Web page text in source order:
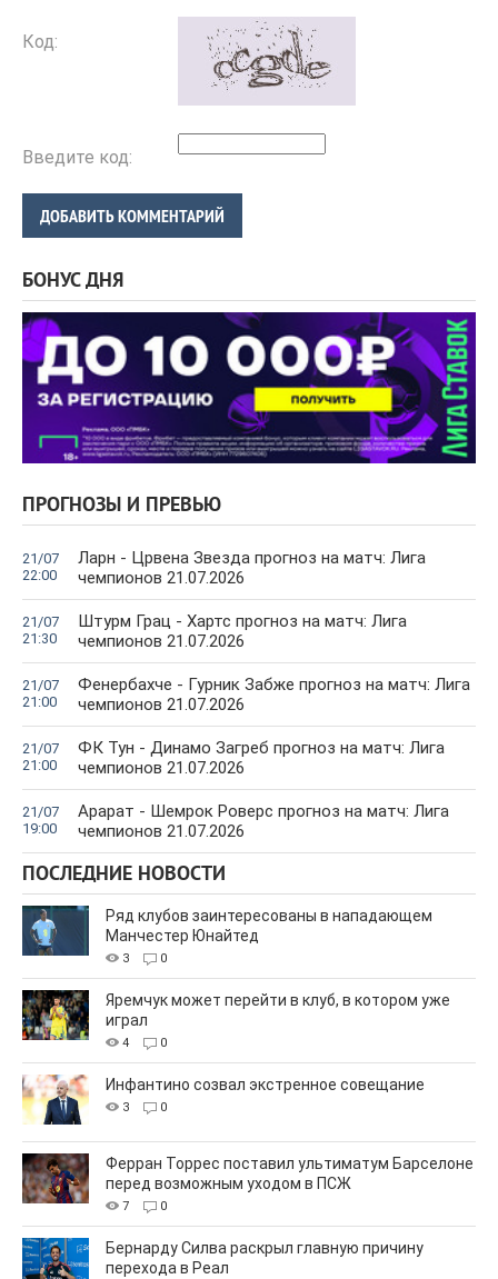
Код:
Введите код:
ДОБАВИТЬ КОММЕНТАРИЙ
БОНУС ДНЯ
ПРОГНОЗЫ И ПРЕВЬЮ
21/07
22:00
Ларн - Црвена Звезда прогноз на матч: Лига
чемпионов 21.07.2026
21/07
21:30
Штурм Грац - Хартс прогноз на матч: Лига
чемпионов 21.07.2026
21/07
21:00
Фенербахче - Гурник Забже прогноз на матч: Лига
чемпионов 21.07.2026
21/07
21:00
ФК Тун - Динамо Загреб прогноз на матч: Лига
чемпионов 21.07.2026
21/07
19:00
Арарат - Шемрок Роверс прогноз на матч: Лига
чемпионов 21.07.2026
ПОСЛЕДНИЕ НОВОСТИ
Ряд клубов заинтересованы в нападающем
Манчестер Юнайтед
3 0
Яремчук может перейти в клуб, в котором уже
играл
4 0
Инфантино созвал экстренное совещание
3 0
Ферран Торрес поставил ультиматум Барселоне
перед возможным уходом в ПСЖ
7 0
Бернарду Силва раскрыл главную причину
перехода в Реал